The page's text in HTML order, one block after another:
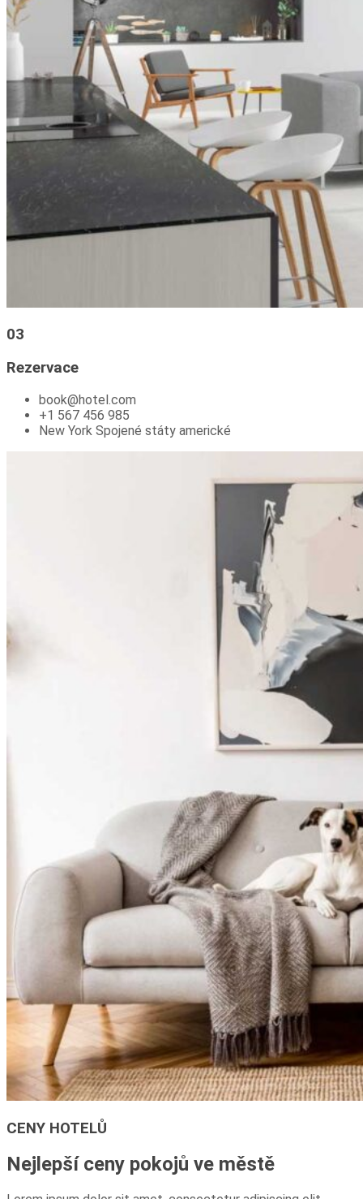
03
Rezervace
book@hotel.com
+1 567 456 985
New York Spojené státy americké
CENY HOTELŮ
Nejlepší ceny pokojů ve městě